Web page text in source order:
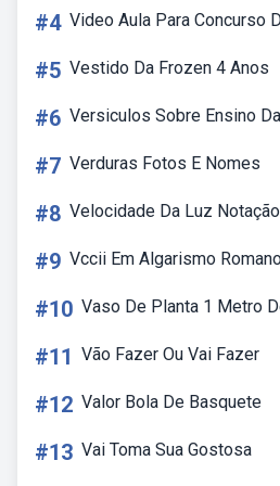
#4 Video Aula Para Concurso
#5 Vestido Da Frozen 4 Anos
#6 Versiculos Sobre Ensino
#7 Verduras Fotos E Nomes
#8 Velocidade Da Luz
#9 Vccii Em Algarismo
#10 Vaso De Planta 1 Metro
#11 Vão Fazer Ou Vai Fazer
#12 Valor Bola De Basquete
#13 Vai Toma Sua Gostosa